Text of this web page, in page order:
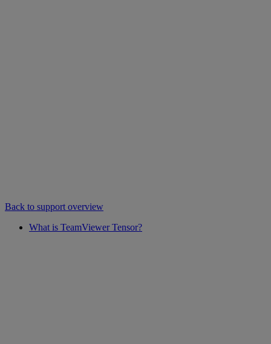
Back to support overview
What is TeamViewer Tensor?